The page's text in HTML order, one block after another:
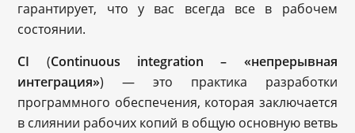
гарантирует, что у вас всегда все в рабочем
состоянии.
CI (Continuous integration – «непрерывная
интеграция») — это практика разработки
программного обеспечения, которая заключается
в слиянии рабочих копий в общую основную ветвь